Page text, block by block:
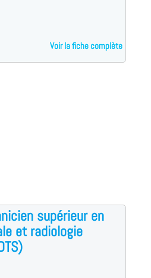
Voir la fiche complète
supérieur en
et radiologie